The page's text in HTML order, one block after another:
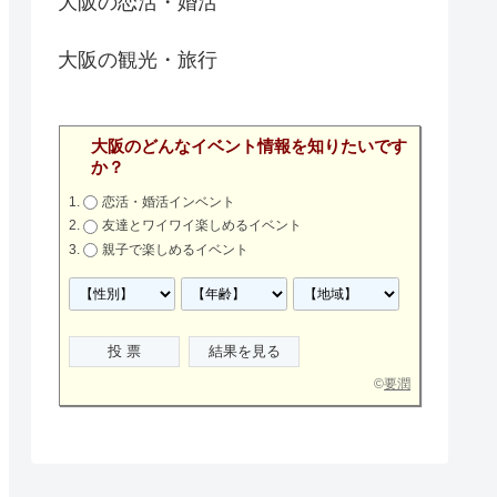
大阪の観光・旅行
大阪のどんなイベント情報を知りたいです
か？
恋活・婚活インベント
友達とワイワイ楽しめるイベント
親子で楽しめるイベント
©要潤